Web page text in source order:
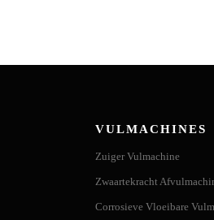
VULMACHINES
Zuiger Vulmachine
Zwaartekracht
Corrosieve Vloeibare